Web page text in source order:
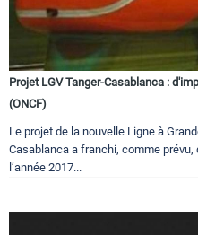
Projet LGV Tanger-Casablanca :
(ONCF)
Le projet de la nouvelle Ligne à
Casablanca a franchi, comme
l’année 2017...